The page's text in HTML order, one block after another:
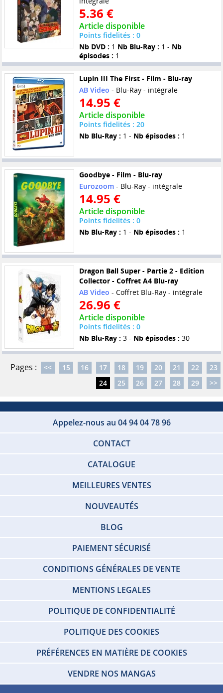
5.36 €
Article disponible
Points fidelités : 0
Nb DVD : 1 Nb Blu-Ray : 1 - Nb
épisodes : 1
Lupin III The First - Film - Blu-ray
AB Video - Blu-Ray - intégrale
14.95 €
Article disponible
Points fidelités : 20
Nb Blu-Ray : 1 - Nb épisodes : 1
Goodbye - Film - Blu-ray
Eurozoom- Blu-Ray - intégrale
14.95 €
Article disponible
Points fidelités : 0
Nb Blu-Ray : 1 - Nb épisodes : 1
Dragon Ball Super - Partie 2 - Edition
Collector - Coffret A4 Blu-ray
AB Video - Coffret Blu-Ray - intégrale
26.96 €
Article disponible
Points fidelités : 0
Nb Blu-Ray : 3 - Nb épisodes : 30
Pages : << 15 16 17 18 19 20 21 22
23
24
25 26 27 28 29 >>
Appelez-nous au 04 94 04 78 96
CONTACT
CATALOGUE
MEILLEURES VENTES
NOUVEAUTÉS
BLOG
PAIEMENT SÉCURISÉ
CONDITIONS GÉNÉRALES DE VENTE
MENTIONS LEGALES
POLITIQUE DE CONFIDENTIALITÉ
POLITIQUE DES COOKIES
PRÉFÉRENCES EN MATIÈRE DE COOKIES
VENDRE NOS MANGAS